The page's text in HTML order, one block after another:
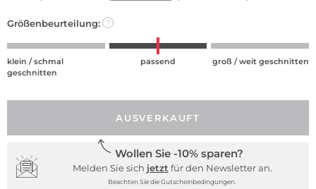
Größenbeurteilung: ?
klein / schmal
geschnitten
passend groß / weit geschnitten
AUSVERKAUFT
Wollen Sie -10% sparen?
Melden Sie sich jetzt für den Newsletter an.
Beachten Sie die Gutscheinbedingungen.